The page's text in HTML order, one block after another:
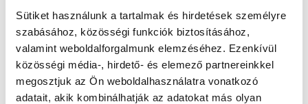
Sütiket használunk a tartalmak és hirdetések személyre
szabásához, közösségi funkciók biztosításához,
valamint weboldalforgalmunk elemzéséhez. Ezenkívül
közösségi média-, hirdető- és elemező partnereinkkel
megosztjuk az Ön weboldalhasználatra vonatkozó
adatait, akik kombinálhatják az adatokat más olyan
TERMÉKLEÍRÁS
TERMÉK RÉSZLETEK